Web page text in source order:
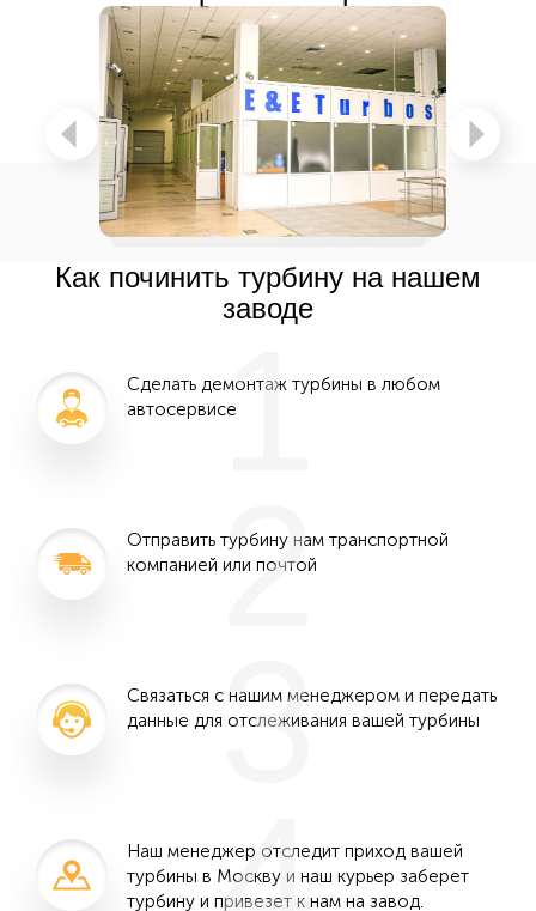
Как починить турбину на нашем
заводе
Сделать демонтаж турбины в любом
автосервисе1
Отправить турбину нам транспортной
компанией или почтой
2
Связаться с нашим менеджером и передать
данные для отслеживания вашей турбины
3
Наш менеджер отследит приход вашей
турбины в Москву и наш курьер заберет
турбину и привезет к нам на завод.